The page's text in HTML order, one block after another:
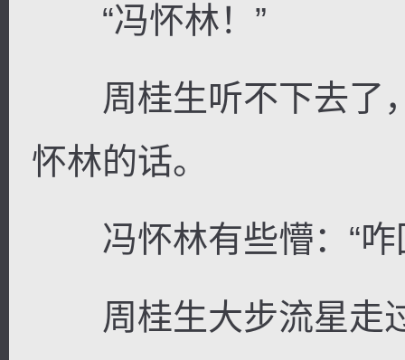
“冯怀林！”
周桂生听不下去了
怀林的话。
冯怀林有些懵：“咋
周桂生大步流星走